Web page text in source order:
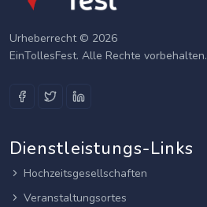
Urheberrecht © 2026
EinTollesFest. Alle Rechte vorbehalten.
Dienstleistungs-Links
Hochzeitsgesellschaften
Veranstaltungsortes